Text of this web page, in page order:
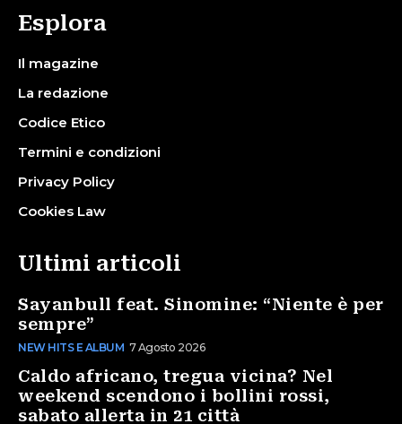
Esplora
Il magazine
La redazione
Codice Etico
Termini e condizioni
Privacy Policy
Cookies Law
Ultimi articoli
Sayanbull feat. Sinomine: “Niente è per
sempre”
NEW HITS E ALBUM 7 Agosto 2026
Caldo africano, tregua vicina? Nel
weekend scendono i bollini rossi,
sabato allerta in 21 città